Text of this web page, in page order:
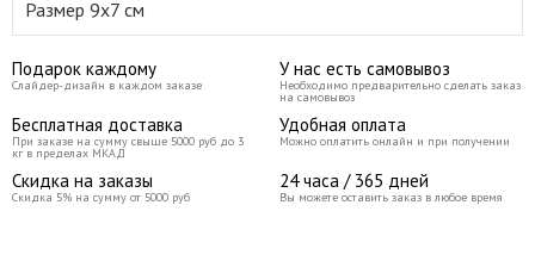
Размер 9x7 см
Подарок каждому
Слайдер-дизайн в каждом заказе
У нас есть самовывоз
Необходимо предварительно сделать заказ
на самовывоз
Бесплатная доставка
При заказе на сумму свыше 5000 руб до 3
кг в пределах МКАД
Удобная оплата
Можно оплатить онлайн и при получении
Скидка на заказы
Скидка 5% на сумму от 5000 руб
24 часа / 365 дней
Вы можете оставить заказ в любое время